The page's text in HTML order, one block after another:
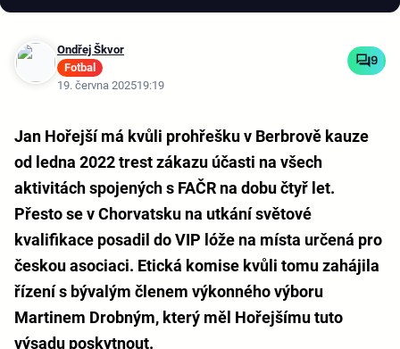
Ondřej Škvor
Fotbal
19. června 202519:19
9
Jan Hořejší má kvůli prohřešku v Berbrově kauze
od ledna 2022 trest zákazu účasti na všech
aktivitách spojených s FAČR na dobu čtyř let.
Přesto se v Chorvatsku na utkání světové
kvalifikace posadil do VIP lóže na místa určená pro
českou asociaci. Etická komise kvůli tomu zahájila
řízení s bývalým členem výkonného výboru
Martinem Drobným, který měl Hořejšímu tuto
výsadu poskytnout.